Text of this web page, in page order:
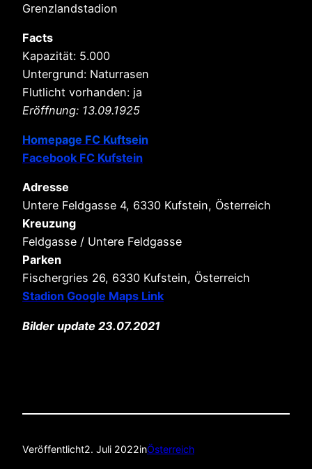
Grenzlandstadion
Facts
Kapazität: 5.000
Untergrund: Naturrasen
Flutlicht vorhanden: ja
Eröffnung: 13.09.1925
Homepage FC Kuftsein
Facebook FC Kufstein
Adresse
Untere Feldgasse 4, 6330 Kufstein, Österreich
Kreuzung
Feldgasse / Untere Feldgasse
Parken
Fischergries 26, 6330 Kufstein, Österreich
Stadion Google Maps Link
Bilder update 23.07.2021
Veröffentlicht2. Juli 2022inÖsterreich